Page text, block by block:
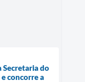
Secretaria do
concorre a